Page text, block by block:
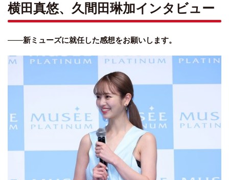
横田真悠、久間田琳加インタビュー
――新ミューズに就任した感想をお願いします。